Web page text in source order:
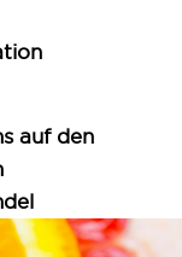
auf den